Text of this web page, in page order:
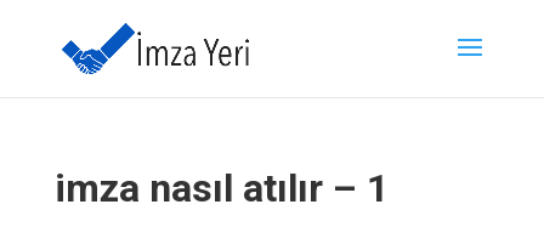
imza nasıl atılır – 1